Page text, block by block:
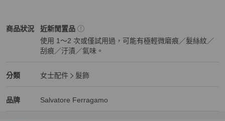
商品狀況
Salvatore Ferragamo女士配件
近新閒置品
使用 1～2 次或僅試用過，可能有極輕微磨痕／髮絲紋／
刮痕／汙漬／氣味。
分類
Salvatore Ferragamo 女士配件
女士配件
髮飾
品牌
Salvatore Ferragamo精品女士配件
Salvatore Ferragamo
Salvatore Ferragamo推薦清單